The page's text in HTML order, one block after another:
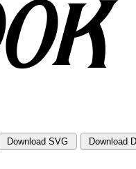
Download SVG Download